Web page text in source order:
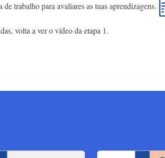
de trabalho para avaliares as tuas aprendizagens.
volta a ver o vídeo da etapa 1.